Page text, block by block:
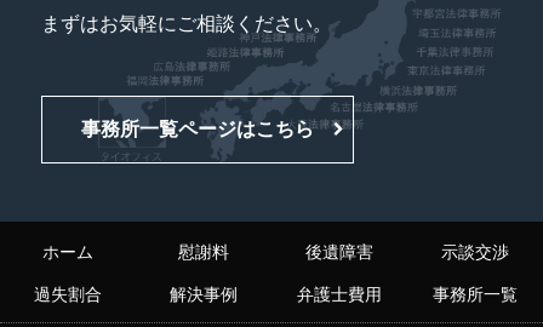
まずはお気軽にご相談ください。
事務所一覧ページはこちら
ホーム 慰謝料 後遺障害 示談交渉
過失割合 解決事例 弁護士費用 事務所一覧